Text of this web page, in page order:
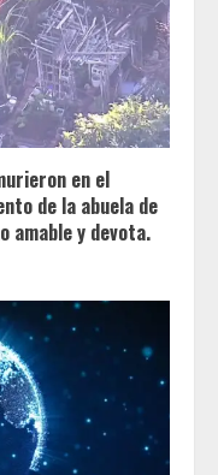
en el
de la abuela de
amable y devota.